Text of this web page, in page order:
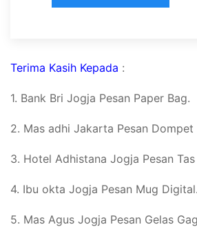
Terima Kasih Kepada :
1. Bank Bri Jogja Pesan Paper Bag.
2. Mas adhi Jakarta Pesan Dompet
3. Hotel Adhistana Jogja Pesan Tas
4. Ibu okta Jogja Pesan Mug Digital.
5. Mas Agus Jogja Pesan Gelas